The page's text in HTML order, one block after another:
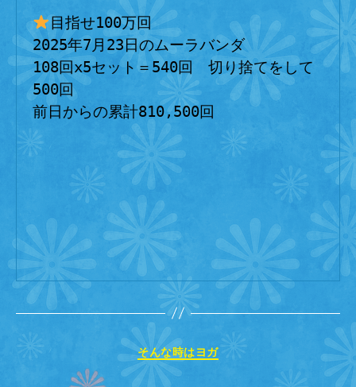
目指せ100万回
2025年7月23日のムーラバンダ
108回x5セット＝540回　切り捨てをして
500回
前日からの累計810,500回
カ
テ
そんな時はヨガ